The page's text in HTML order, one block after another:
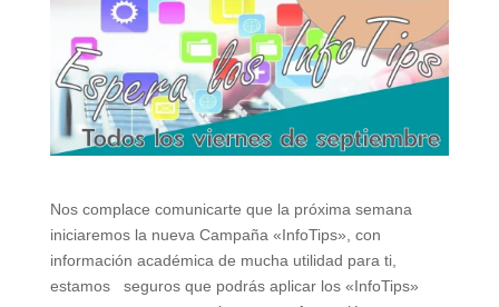
Nos complace comunicarte que la próxima semana
iniciaremos la nueva Campaña «InfoTips», con
información académica de mucha utilidad para ti,
estamos seguros que podrás aplicar los «InfoTips»